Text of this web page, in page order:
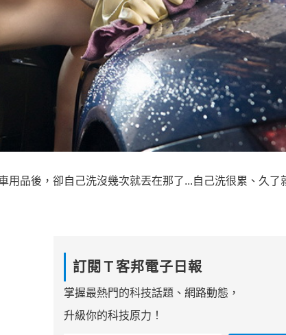
用品後，卻自己洗沒幾次就丟在那了...自己洗很累、久了
訂閱Ｔ客邦電子日報
掌握最熱門的科技話題、網路動態，
升級你的科技原力！